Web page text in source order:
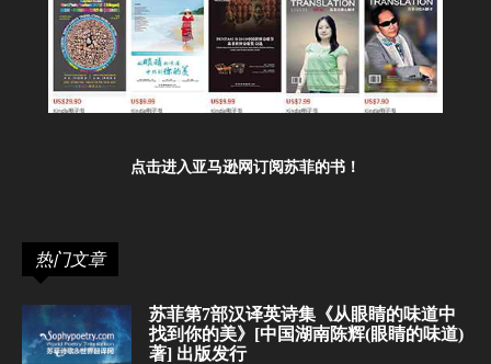
点击进入亚马逊网订阅苏菲的书！
热门文章
苏菲第7部汉译英诗集《从眼睛的味道中
找到你的美》[中国湖南陈辉(眼睛的味道)
著] 出版发行